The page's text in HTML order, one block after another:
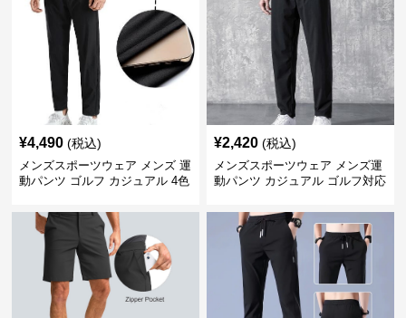
¥4,490 (税込)
メンズスポーツウェア メンズ 運
動パンツ ゴルフ カジュアル 4色
¥2,420 (税込)
メンズスポーツウェア メンズ運
動パンツ カジュアル ゴルフ対応